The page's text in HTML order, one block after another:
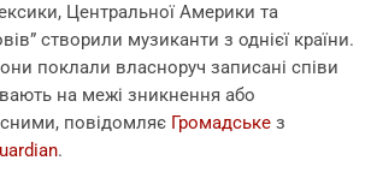
Центральної Америки та
створили музиканти з однієї країни.
поклали власноруч записані співи
на межі зникнення або
повідомляє Громадське з
.